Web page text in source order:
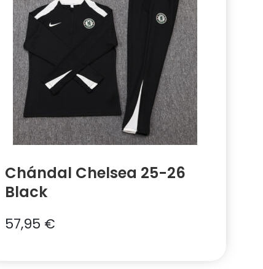
Chándal Chelsea 25-26
Black
57,95 €